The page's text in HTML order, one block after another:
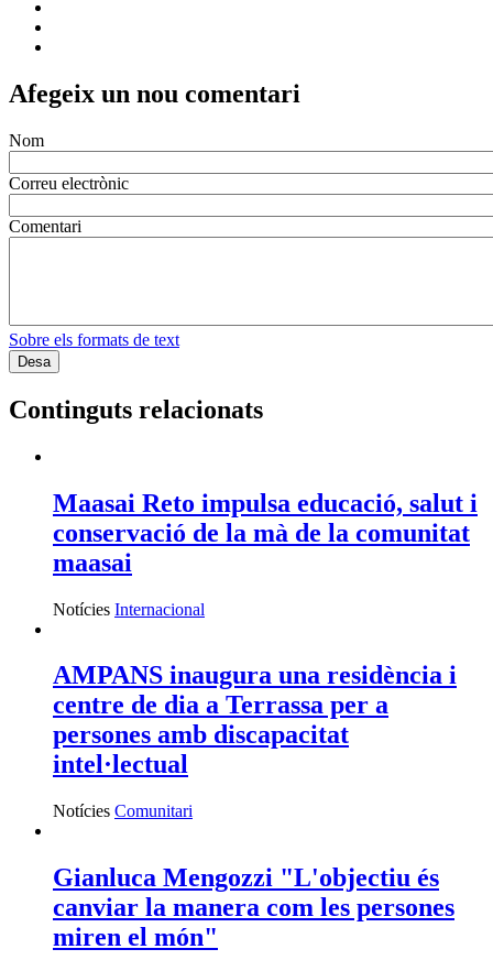
Afegeix un nou comentari
Nom
Correu electrònic
Comentari
Sobre els formats de text
Continguts relacionats
Maasai Reto impulsa educació, salut i
conservació de la mà de la comunitat
maasai
Notícies Internacional
AMPANS inaugura una residència i
centre de dia a Terrassa per a
persones amb discapacitat
intel·lectual
Notícies Comunitari
Gianluca Mengozzi "L'objectiu és
canviar la manera com les persones
miren el món"